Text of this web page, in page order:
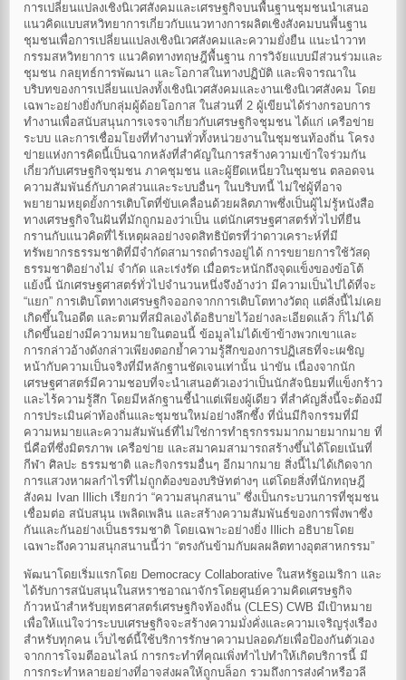
การเปลี่ยนแปลงเชิงนิเวศสังคมและเศรษฐกิจบนพื้นฐานชุมชนนำเสนอ
แนวคิดแบบสหวิทยาการเกี่ยวกับแนวทางการผลิตเชิงสังคมบนพื้นฐาน
ชุมชนเพื่อการเปลี่ยนแปลงเชิงนิเวศสังคมและความยั่งยืน แนะนำวาท
กรรมสหวิทยาการ แนวคิดทางทฤษฎีพื้นฐาน การวิจัยแบบมีส่วนร่วมและ
ชุมชน กลยุทธ์การพัฒนา และโอกาสในทางปฏิบัติ และพิจารณาใน
บริบทของการเปลี่ยนแปลงทั้งเชิงนิเวศสังคมและงานเชิงนิเวศสังคม โดย
เฉพาะอย่างยิ่งกับกลุ่มผู้ด้อยโอกาส ในส่วนที่ 2 ผู้เขียนได้ร่างกรอบการ
ทำงานเพื่อสนับสนุนการเจรจาเกี่ยวกับเศรษฐกิจชุมชน ได้แก่ เครือข่าย
ระบบ และการเชื่อมโยงที่ทำงานทั่วทั้งหน่วยงานในชุมชนท้องถิ่น โครง
ข่ายแห่งการคิดนี้เป็นฉากหลังที่สำคัญในการสร้างความเข้าใจร่วมกัน
เกี่ยวกับเศรษฐกิจชุมชน ภาคชุมชน และผู้ยึดเหนี่ยวในชุมชน ตลอดจน
ความสัมพันธ์กับภาคส่วนและระบบอื่นๆ ในบริบทนี้ ไม่ใช่ผู้ที่อาจ
พยายามหยุดยั้งการเติบโตที่ขับเคลื่อนด้วยผลิตภาพซึ่งเป็นผู้ไม่รู้หนังสือ
ทางเศรษฐกิจในฝันที่มักถูกมองว่าเป็น แต่นักเศรษฐศาสตร์ทั่วไปที่ยืน
กรานกับแนวคิดที่ไร้เหตุผลอย่างจดสิทธิบัตรที่ว่าดาวเคราะห์ที่มี
ทรัพยากรธรรมชาติที่มีจำกัดสามารถดำรงอยู่ได้ การขยายการใช้วัสดุ
ธรรมชาติอย่างไม่ จำกัด และเร่งรัด เมื่อตระหนักถึงจุดแข็งของข้อโต้
แย้งนี้ นักเศรษฐศาสตร์ทั่วไปจำนวนหนึ่งจึงอ้างว่า มีความเป็นไปได้ที่จะ
“แยก” การเติบโตทางเศรษฐกิจออกจากการเติบโตทางวัตถุ แต่สิ่งนี้ไม่เคย
เกิดขึ้นในอดีต และตามที่สมิลเองได้อธิบายไว้อย่างละเอียดแล้ว ก็ไม่ได้
เกิดขึ้นอย่างมีความหมายในตอนนี้ ข้อมูลไม่ได้เข้าข้างพวกเขาและ
การกล่าวอ้างดังกล่าวเพียงตอกย้ำความรู้สึกของการปฏิเสธที่จะเผชิญ
หน้ากับความเป็นจริงที่มีหลักฐานชัดเจนเท่านั้น น่าขัน เนื่องจากนัก
เศรษฐศาสตร์มีความชอบที่จะนำเสนอตัวเองว่าเป็นนักสัจนิยมที่แข็งกร้าว
และไร้ความรู้สึก โดยมีหลักฐานชี้นำแต่เพียงผู้เดียว ที่สำคัญสิ่งนี้จะต้องมี
การประเมินค่าท้องถิ่นและชุมชนใหม่อย่างลึกซึ้ง ที่นั่นมีกิจกรรมที่มี
ความหมายและความสัมพันธ์ที่ไม่ใช่การทำธุรกรรมมากมายมากมาย ที่
นี่คือที่ซึ่งมิตรภาพ เครือข่าย และสมาคมสามารถสร้างขึ้นได้โดยเน้นที่
กีฬา ศิลปะ ธรรมชาติ และกิจกรรมอื่นๆ อีกมากมาย สิ่งนี้ไม่ได้เกิดจาก
การแสวงหาผลกำไรที่ไม่ถูกต้องของบริษัทต่างๆ แต่โดยสิ่งที่นักทฤษฎี
สังคม Ivan Illich เรียกว่า “ความสนุกสนาน” ซึ่งเป็นกระบวนการที่ชุมชน
เชื่อมต่อ สนับสนุน เพลิดเพลิน และสร้างความสัมพันธ์ของการพึ่งพาซึ่ง
กันและกันอย่างเป็นธรรมชาติ โดยเฉพาะอย่างยิ่ง Illich อธิบายโดย
เฉพาะถึงความสนุกสนานนี้ว่า “ตรงกันข้ามกับผลผลิตทางอุตสาหกรรม”
พัฒนาโดยเริ่มแรกโดย Democracy Collaborative ในสหรัฐอเมริกา และ
ได้รับการสนับสนุนในสหราชอาณาจักรโดยศูนย์ความคิดเศรษฐกิจ
ก้าวหน้าสำหรับยุทธศาสตร์เศรษฐกิจท้องถิ่น (CLES) CWB มีเป้าหมาย
เพื่อให้แน่ใจว่าระบบเศรษฐกิจจะสร้างความมั่งคั่งและความเจริญรุ่งเรือง
สำหรับทุกคน เว็บไซต์นี้ใช้บริการรักษาความปลอดภัยเพื่อป้องกันตัวเอง
จากการโจมตีออนไลน์ การกระทำที่คุณเพิ่งทำไปทำให้เกิดบริการนี้ มี
การกระทำหลายอย่างที่อาจส่งผลให้ถูกบล็อก รวมถึงการส่งคำหรือวลี